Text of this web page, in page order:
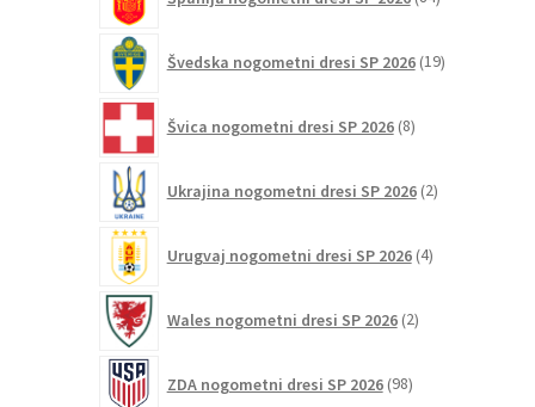
izdelkov
Švedska nogometni dresi SP 2026 19izdelkov
Švica nogometni dresi SP 2026 8izdelkov
Ukrajina nogometni dresi SP 2026 2izdelka
Urugvaj nogometni dresi SP 2026 4izdelki
Wales nogometni dresi SP 2026 2izdelka
ZDA nogometni dresi SP 2026 98izdelkov